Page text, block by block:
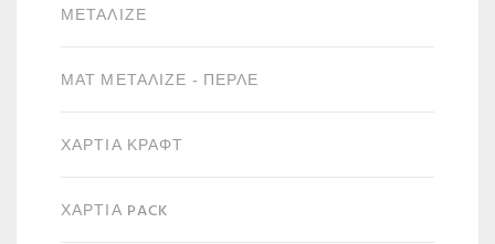
ΜΕΤΑΛΙΖΈ
ΜΑΤ ΜΕΤΑΛΙΖΈ - ΠΕΡΛΈ
ΧΑΡΤΙΆ ΚΡΑΦΤ
ΧΑΡΤΙΆ PACK